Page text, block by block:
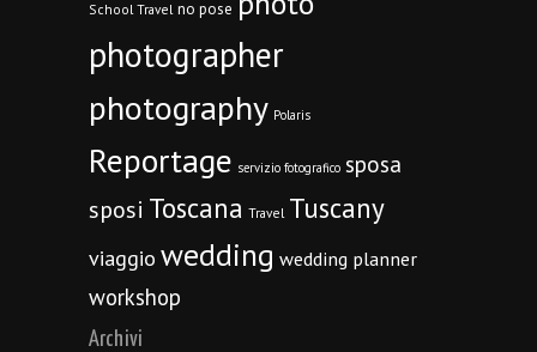
School Travel no pose
photographer
photography Polaris
Reportage servizio fotografico sposa
sposi Toscana Travel Tuscany
viaggio wedding wedding planner
workshop
Archivi